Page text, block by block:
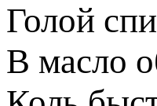
Голой
В масло